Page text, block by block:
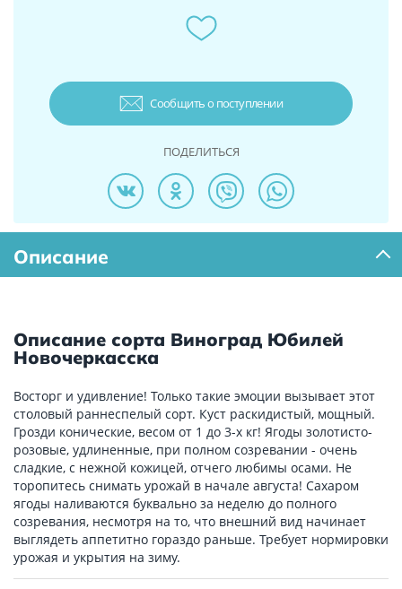
Сообщить о поступлении
ПОДЕЛИТЬСЯ
Описание
Описание сорта Виноград Юбилей
Новочеркасска
Восторг и удивление! Только такие эмоции вызывает этот
столовый раннеспелый сорт. Куст раскидистый, мощный.
Грозди конические, весом от 1 до 3-х кг! Ягоды золотисто-
розовые, удлиненные, при полном созревании - очень
сладкие, с нежной кожицей, отчего любимы осами. Не
торопитесь снимать урожай в начале августа! Сахаром
ягоды наливаются буквально за неделю до полного
созревания, несмотря на то, что внешний вид начинает
выглядеть аппетитно гораздо раньше. Требует нормировки
урожая и укрытия на зиму.